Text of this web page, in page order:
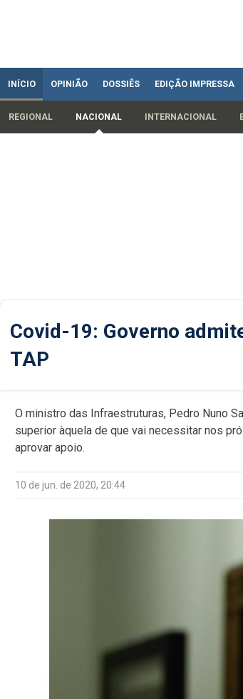
INÍCIO OPINIÃO DOSSIÊS EDIÇÃO IMPRESSA
REGIONAL NACIONAL INTERNACIONAL
Covid-19: Governo
TAP
O ministro das Infraestruturas, Pedro Nuno
superior àquela de que vai necessitar nos
aprovar apoio.
10 de jun. de 2020, 20:44